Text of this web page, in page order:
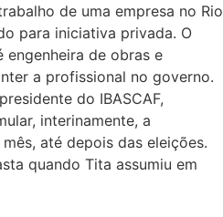
de uma empresa no Rio
para iniciativa privada. O
de obras e
a profissional no governo.
do IBASCAF,
interinamente, a
até depois das eleições.
quando Tita assumiu em